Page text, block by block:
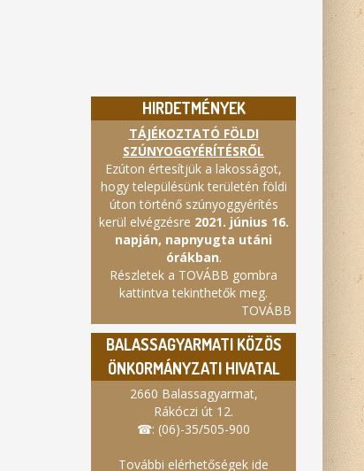
HIRDETMÉNYEK
TÁJÉKOZTATÓ FÖLDI
SZÚNYOGGYÉRÍTÉSRŐL
Ezúton értesítjük a lakosságot,
hogy településünk területén földi
úton történő szúnyoggyérítés
kerül elvégzésre 2021. június 16.
napján, napnyugta utáni
órákban.
Részletek a TOVÁBB gombra
kattintva tekinthetők meg.
TOVÁBB
BALASSAGYARMATI KÖZÖS
ÖNKORMÁNYZATI HIVATAL
2660 Balassagyarmat,
Rákóczi út 12.
☎: (06)-35/505-900
További elérhetőségek ide